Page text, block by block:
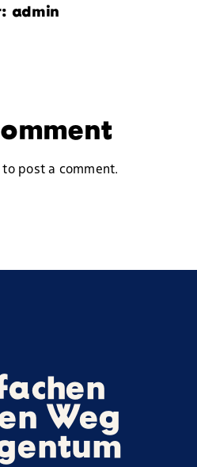
admin
to post a comment.
Weg